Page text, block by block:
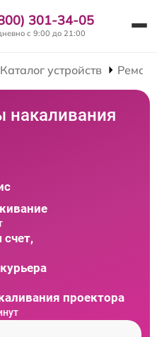
301-34-05
с 9:00 до 21:00
Каталог устройств
накаливания
счет,
проектора